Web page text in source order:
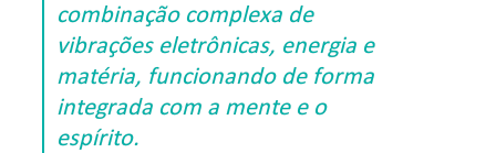
combinação complexa de
vibrações eletrônicas, energia e
matéria, funcionando de forma
integrada com a mente e o
espírito.